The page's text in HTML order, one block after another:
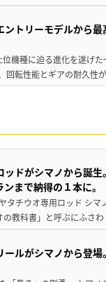
トリーモデルから
機種に迫る進化を遂げ
回転性能とギアの耐久性
ッドがシマノから誕
まで納得の１本に。
タチウオ専用ロッド シ
の教科書」と呼ぶにふさ
ルがシマノから登